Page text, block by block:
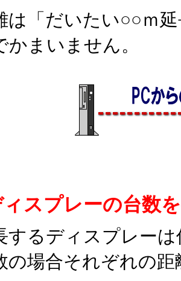
は「だいたい○○ｍ
かまいません。
スプレーの台数
するディスプレー
の場合それぞれの